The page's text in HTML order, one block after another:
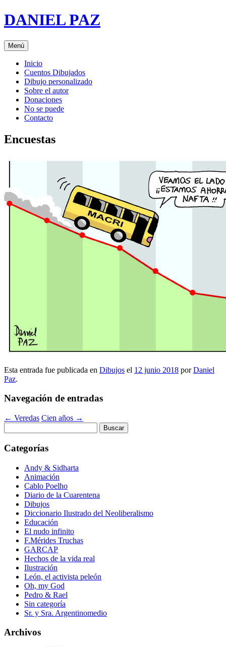
Saltar
al
DANIEL PAZ
Menú
Inicio
Cuentos Dibujados
Dibujo personalizado
Sobre el autor
Donaciones
No se puede
Contacto
Encuestas
Esta entrada fue publicada en Dibujos el 12 junio 2018 porDaniel
Paz.
Navegación de entradas
← Veredas Cien años →
Categorías
Andy & Sidharta
Animación
Cablo Poelho
Diario de la Cuarentena
Dibujos
Diccionario Ilustrado del Neoliberalismo
Educación
El nudo infinito
F.Mérides Truchas
GARCAP
Hechos de la vida real
Ilustración
León, el activista peleón
Oh, my God
Pedro & Rael
Sin categoría
Sr. y Sra. Argentinomedio
Archivos